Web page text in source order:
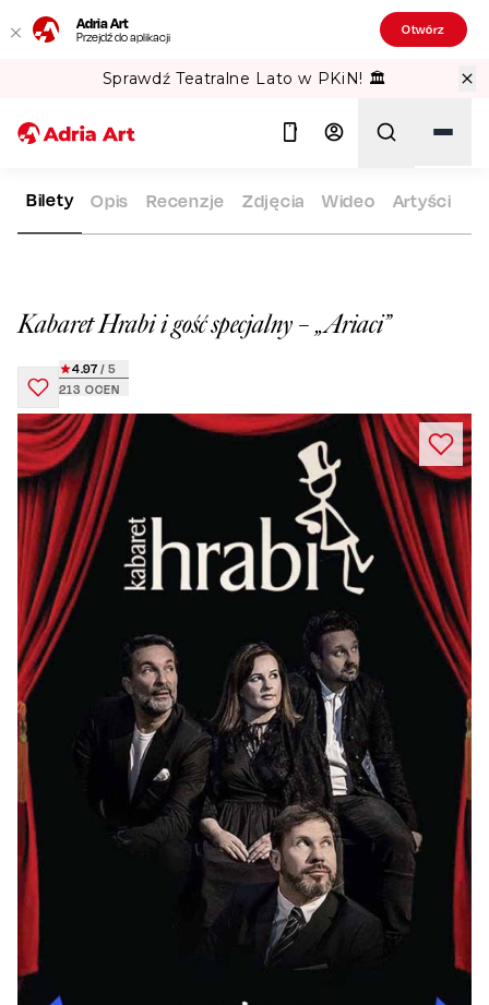
Adria Art
Przejdź do aplikacji Otwórz
Sprawdź Teatralne Lato w PKiN! 🏛️
ADRIA ART REPERTUAR KABARET HRABI I GOŚĆ
Kabaret Hrabi i gość specjalny – „Ariaci”
213 OCEN
4.97 / 5
Bilety Opis Recenzje Zdjęcia Wideo Artyści